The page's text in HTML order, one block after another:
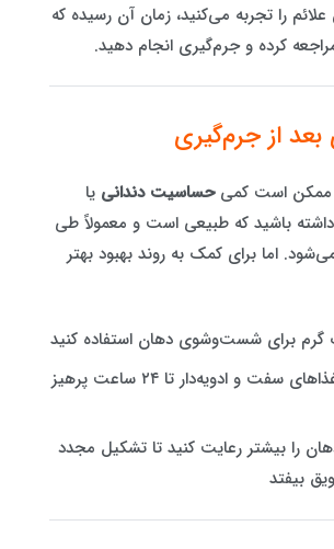
را تجربه می‌کنید، زمان آن رسیده که
کرده و جرم‌گیری انجام دهید.
از جرم‌گیری
ممکن است کمیحساسیت دندانی یا
داشته باشید که طبیعی است و معمولاً طی
اما برای کمک به روند بهبود بهتر
گرم برای شست‌وشوی دهان استفاده کنید
از خوردن غذاهای سفت و ادویه‌دار تا ۲۴ ساعت پرهیز
را بیشتر رعایت کنید تا تشکیل مجدد
بیفتد